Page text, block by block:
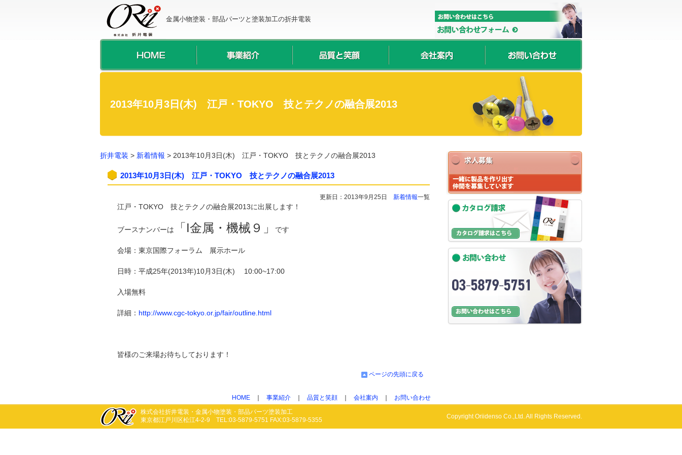
金属小物塗装・部品パーツと塗装加工の折井電装
2013年10月3日(木) 江戸・TOKYO 技とテクノの融合展2013
折井電装 > 新着情報 > 2013年10月3日(木) 江戸・TOKYO 技とテクノの融合展2013
2013年10月3日(木) 江戸・TOKYO 技とテクノの融合展2013
更新日：2013年9月25日 新着情報一覧
江戸・TOKYO 技とテクノの融合展2013に出展します！
ブースナンバーは 「I金属・機械９」 です
会場：東京国際フォーラム 展示ホール
日時：平成25年(2013年)10月3日(木) 10:00~17:00
入場無料
詳細： http://www.cgc-tokyo.or.jp/fair/outline.html
皆様のご来場お待ちしております！
ページの先頭に戻る
HOME 事業紹介 品質と笑顔 会社案内
お問い合わせ
株式会社折井電装・金属小物塗装・部品パーツ塗装加工
東京都江戸川区松江4-2-9 TEL:03-5879-5751 FAX:03-5879-5355
Copyright Oriidenso Co.,Ltd. All Rights Reserved.